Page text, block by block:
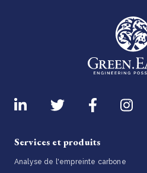
Services et produits
Analyse de l'empreinte carbone